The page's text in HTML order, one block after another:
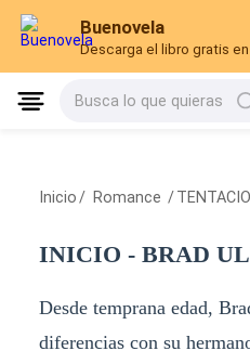
Buenovela
Descarga el libro gratis
Busca lo que quieras
Inicio / Romance /
INICIO - BRAD
Desde temprana edad,
diferencias con su